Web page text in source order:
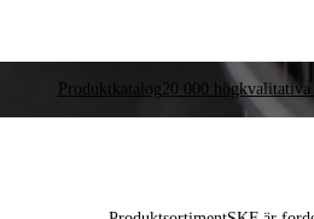
Produktkatalog20 000